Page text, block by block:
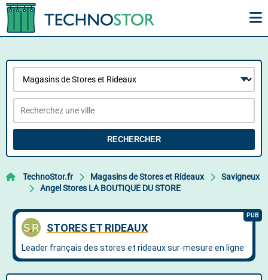
RECHERCHER
TechnoStor.fr Magasins de Stores et Rideaux
Savigneux
Angel Stores LA BOUTIQUE DU STORE